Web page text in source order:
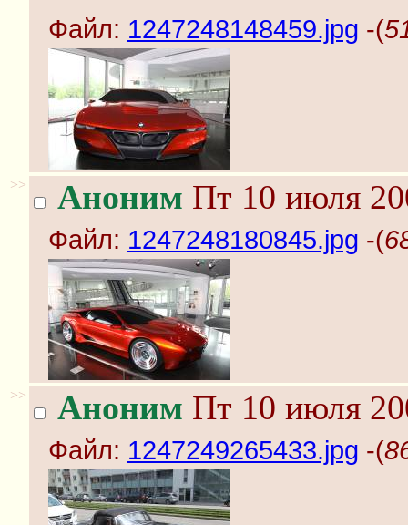
Файл: 1247248148459.jpg -(
>> Аноним Пт 10 июля
Файл: 1247248180845.jpg -(
>> Аноним Пт 10 июля
Файл: 1247249265433.jpg -(